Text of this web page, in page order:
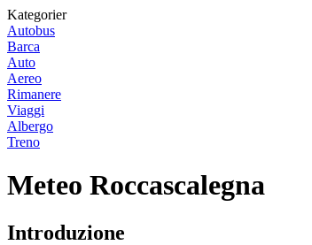
Kategorier
Autobus
Barca
Auto
Aereo
Rimanere
Viaggi
Albergo
Treno
Meteo Roccascalegna
Introduzione